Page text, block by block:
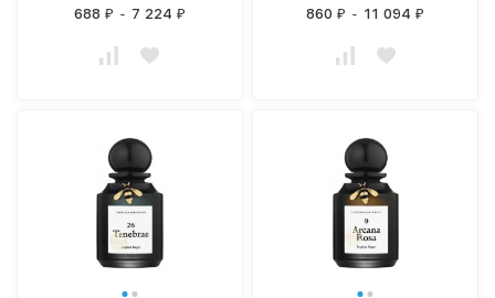
688 ₽ - 7 224 ₽ 860₽ - 11 094₽